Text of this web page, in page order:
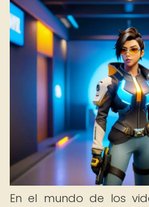
En el mundo de los